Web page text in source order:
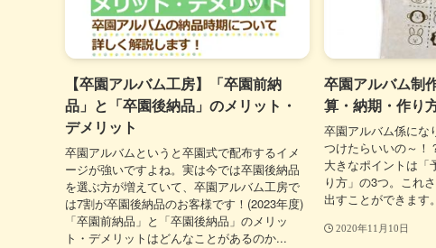
【卒園アルバム工房】「卒園前納
品」と「卒園後納品」のメリット・
デメリット
卒園アルバムというと卒園式で配布するイメ
ージが強いですよね。実は今では卒園後納品
を選ぶ方が増えていて、卒園アルバム工房で
は7割が卒園後納品のお客様です！(2023年度)
「卒園前納品」と「卒園後納品」のメリッ
ト・デメリットはどんなことがあるのか...
卒園アルバム制
算・納期・作り
卒園アルバム係にな
つけたらいいの～！
大きなポイントは「
り方」の3つ。これ
出すことができます。
2020年11月10日